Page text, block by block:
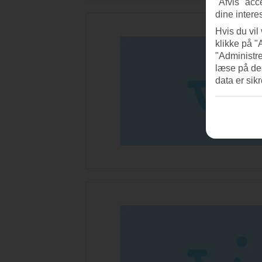
dine
Hvis du vil
klikke på
læse på
data er